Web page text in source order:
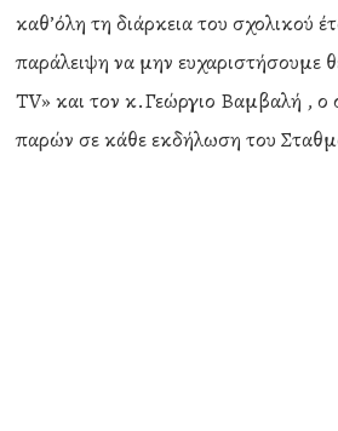
καθ’όλη τη διάρκεια του σχολικού
παράλειψη να μην
ΤV» και τον κ.Γεώργιο Βαμβαλή , ο
παρών σε κάθε εκδήλωση του